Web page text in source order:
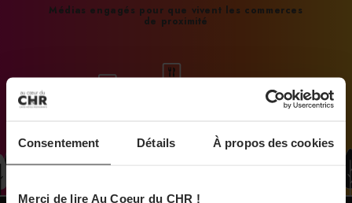
Consentement Détails À propos des cookies
Merci de lire Au Coeur du CHR !
31/07/2026
La Liste : La Réserve Paris de nouveau meilleur
maison de collectionneur
Médias engagés pour que vivent les commerces
de proximité